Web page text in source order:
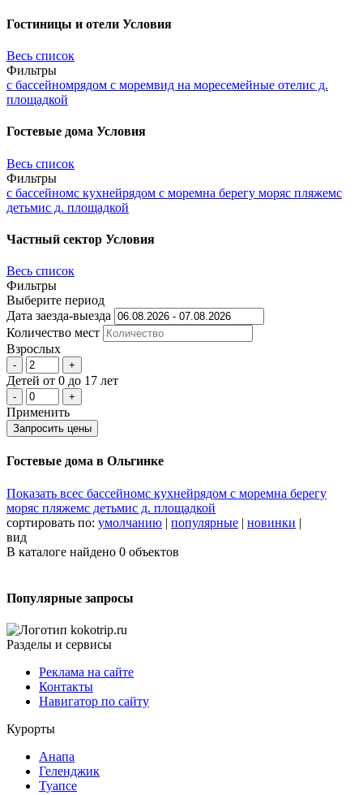
Гостиницы и отели Условия
Весь список
Фильтры
с бассейномрядом с моремвид на моресемейные отелис д.
площадкой
Гостевые дома Условия
Весь список
Фильтры
с бассейномс кухнейрядом с моремна берегу моряс пляжемс
детьмис д. площадкой
Частный сектор Условия
Весь список
Фильтры
Выберите период
Дата заезда-выезда
Количеcтво мест
Взрослых
- +
Детей от 0 до 17 лет
- +
Применить
Запросить цены
Гостевые дома в Ольгинке
Показать всес бассейномс кухнейрядом с моремна берегу
моряс пляжемс детьмис д. площадкой
сортировать по: умолчанию | популярные | новинки |
вид
В каталоге найдено 0 объектов
Популярные запросы
Разделы и сервисы
Реклама на сайте
Контакты
Навигатор по сайту
Курорты
Анапа
Геленджик
Туапсе